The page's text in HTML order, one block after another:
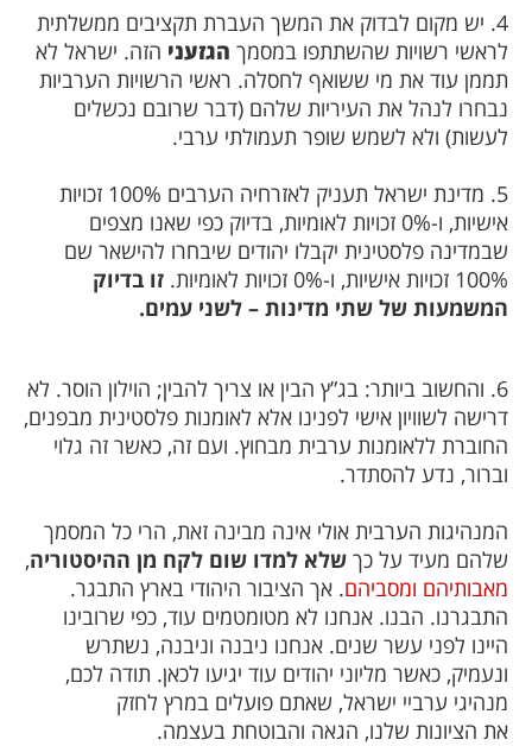
4. יש מקום לבדוק את המשך העברת תקציבים ממשלתית
לראשי רשויות שהשתתפו במסמך הגזעני הזה. ישראל לא
תממן עוד את מי ששואף לחסלה. ראשי הרשויות הערביות
נבחרו לנהל את העיריות שלהם (דבר שרובם נכשלים
לעשות) ולא לשמש שופר תעמולתי ערבי.
5. מדינת ישראל תעניק לאזרחיה הערבים 100% זכויות
אישיות, ו-0% זכויות לאומיות, בדיוק כפי שאנו מצפים
שבמדינה פלסטינית יקבלו יהודים שיבחרו להישאר שם
100% זכויות אישיות, ו-0% זכויות לאומיות.
זו בדיוק
המשמעות של שתי מדינות – לשני עמים.
6. והחשוב ביותר: בג”ץ הבין או צריך להבין; הוילון הוסר. לא
דרישה לשוויון אישי לפנינו אלא לאומנות פלסטינית מבפנים,
החוברת ללאומנות ערבית מבחוץ. ועם זה, כאשר זה גלוי
וברור, נדע להסתדר.
המנהיגות הערבית אולי אינה מבינה זאת, הרי כל המסמך
שלהם מעיד על כך שלא למדו שום לקח מן ההיסטוריה,
מאבותיהם ומסביהם. אך הציבור היהודי בארץ התבגר.
התבגרנו. הבנו. אנחנו לא מטומטמים עוד, כפי שרובינו
היינו לפני עשר שנים. אנחנו ניבנה וניבנה, נשתרש
ונעמיק, כאשר מליוני יהודים עוד יגיעו לכאן. תודה לכם,
מנהיגי ערביי ישראל, שאתם פועלים במרץ לחזק
את הציונות שלנו, הגאה והבוטחת בעצמה.